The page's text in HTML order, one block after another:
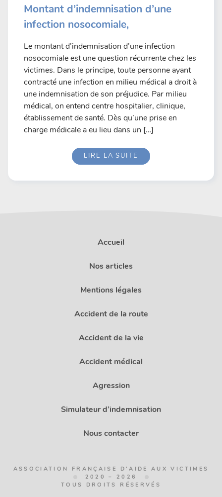
Montant d’indemnisation d’une
infection nosocomiale,
Le montant d’indemnisation d’une infection
nosocomiale est une question récurrente chez les
victimes. Dans le principe, toute personne ayant
contracté une infection en milieu médical a droit à
une indemnisation de son préjudice. Par milieu
médical, on entend centre hospitalier, clinique,
établissement de santé. Dès qu’une prise en
charge médicale a eu lieu dans un […]
LIRE LA SUITE
Accueil
Nos articles
Mentions légales
Accident de la route
Accident de la vie
Accident médical
Agression
Simulateur d’indemnisation
Nous contacter
ASSOCIATION FRANÇAISE D'AIDE AUX VICTIMES
2020 – 2026
TOUS DROITS RÉSERVÉS